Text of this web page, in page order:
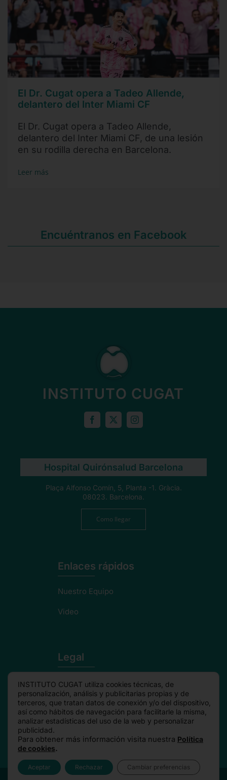
El Dr. Cugat opera a Tadeo Allende,
delantero del Inter Miami CF
El Dr. Cugat opera a Tadeo Allende,
delantero del Inter Miami CF, de una lesión
en su rodilla derecha en Barcelona.
Leer más
Encuéntranos en Facebook
INSTITUTO CUGAT
Enlaces rápidos
Nuestro Equipo
Video
Legal
Politica de privacidad
Aviso Legal
Política de cookies
Hospital Quirónsalud Barcelona
Plaça Alfonso Comín, 5, Planta -1. Gràcia.
08023. Barcelona.
Como llegar
INSTITUTO CUGAT utiliza cookies técnicas, de
personalización, análisis y publicitarias propias y de
terceros, que tratan datos de conexión y/o del dispositivo,
así como hábitos de navegación para facilitarle la misma,
analizar estadísticas del uso de la web y personalizar
publicidad.
Para obtener más información visita nuestra Política
de cookies.
Aceptar Rechazar Cambiar preferencias